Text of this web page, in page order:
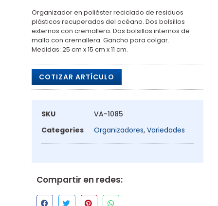
Organizador en poliéster reciclado de residuos
plásticos recuperados del océano. Dos bolsillos
externos con cremallera. Dos bolsillos internos de
malla con cremallera. Gancho para colgar.
Medidas: 25 cm x 15 cm x 11 cm.
COTIZAR ARTÍCULO
SKU
VA-1085
Categories
Organizadores, Variedades
Compartir en redes: